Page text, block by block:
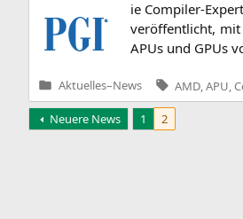
ie Com­pi­ler-
ver­öf­fent­licht, mit
APUs und GPUs
Veröffentlicht
in
Aktuelles–News Tags:
AMD APU
Beitragsnavigation
Neuere News 1 2